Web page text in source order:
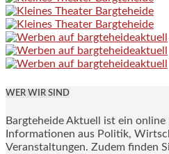
WER WIR SIND
Bargteheide Aktuell ist ein
Informationen aus Politik,
Veranstaltungen. Zudem finden